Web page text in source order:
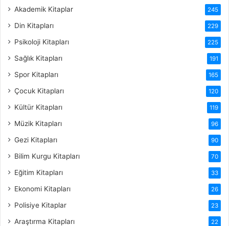
Akademik Kitaplar 245
Din Kitapları 229
Psikoloji Kitapları 225
Sağlık Kitapları 191
Spor Kitapları 165
Çocuk Kitapları 120
Kültür Kitapları 119
Müzik Kitapları 96
Gezi Kitapları 90
Bilim Kurgu Kitapları 70
Eğitim Kitapları 33
Ekonomi Kitapları 26
Polisiye Kitaplar 23
Araştırma Kitapları 22